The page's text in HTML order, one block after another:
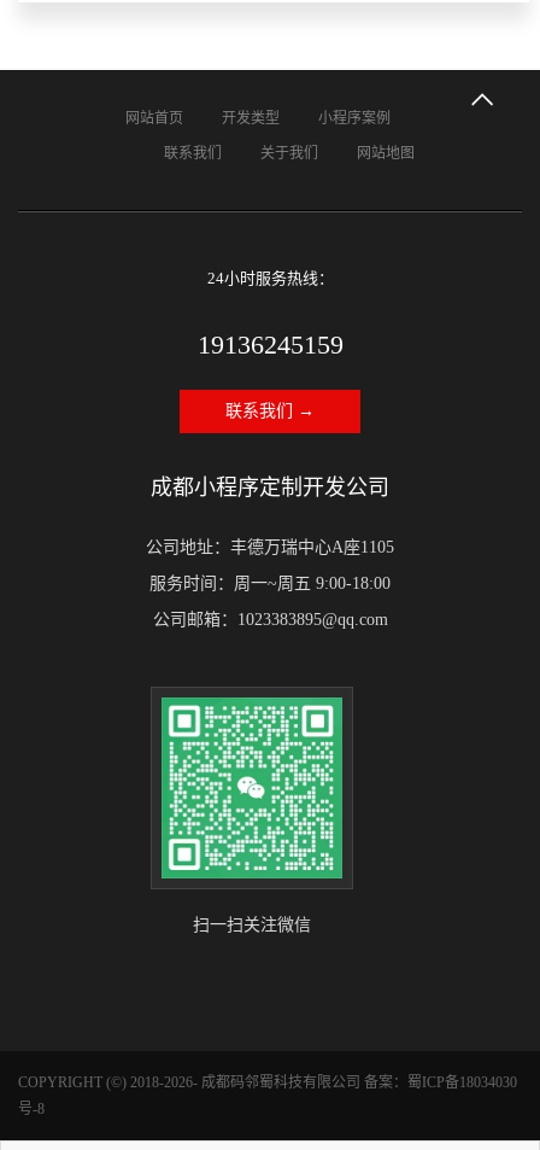
网站首页 开发类型 小程序案例
联系我们 关于我们 网站地图
24小时服务热线：
19136245159
联系我们 →
成都小程序定制开发公司
公司地址：丰德万瑞中心A座1105
服务时间：周一~周五 9:00-18:00
公司邮箱：1023383895@qq.com
扫一扫关注微信
COPYRIGHT (©) 2018-2026- 成都码邻蜀科技有限公司 备案： 蜀ICP备18034030
号-8